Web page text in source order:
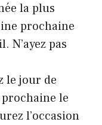
la plus
prochaine
N’ayez pas
le jour de
le
l’occasion